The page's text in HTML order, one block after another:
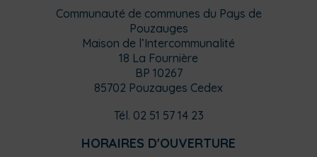
Communauté de communes du Pays de
Pouzauges
Maison de l’Intercommunalité
18 La Fournière
BP 10267
85702 Pouzauges Cedex
Tél. 02 51 57 14 23
HORAIRES D'OUVERTURE